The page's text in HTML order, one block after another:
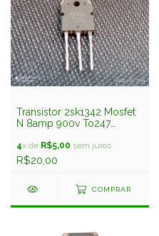
Transistor 2sk1342 Mosfet
N 8amp 900v To247
4x de R$5,00 sem juros
R$20,00
COMPRAR